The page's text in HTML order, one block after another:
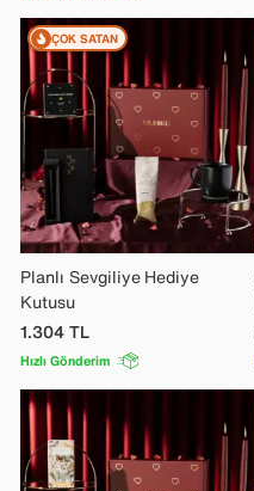
Planlı Sevgiliye Hediye
Kutusu
1.304TL
Hızlı Gönderim
ÇOK SATAN